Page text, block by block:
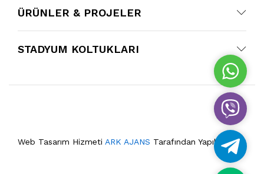
ÜRÜNLER & PROJELER
STADYUM KOLTUKLARI
Web Tasarım Hizmeti ARK AJANS Tarafından Yapılmıştır.
W
h
a
t
s
A
p
V
i
b
e
T
e
l